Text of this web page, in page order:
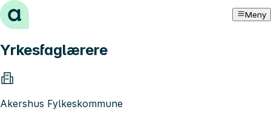
Hopp til innhold Meny
Yrkesfaglærere
Akershus Fylkeskommune